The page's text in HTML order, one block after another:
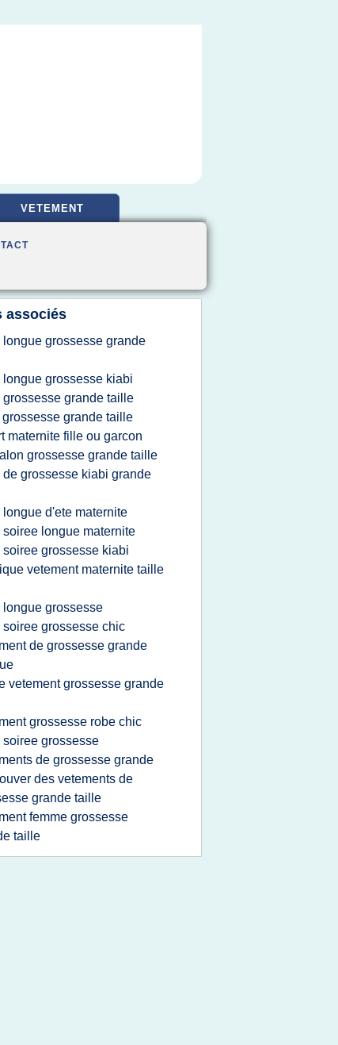
VETEMENT
associés
longue grossesse grande
longue grossesse kiabi
grossesse grande taille
grossesse grande taille
maternite fille ou garcon
grossesse grande taille
de grossesse kiabi grande
longue d'ete maternite
soiree longue maternite
soiree grossesse kiabi
vetement maternite taille
longue grossesse
soiree grossesse chic
de grossesse grande
vetement grossesse grande
grossesse robe chic
soiree grossesse
de grossesse grande
des vetements de
grande taille
femme grossesse
taille